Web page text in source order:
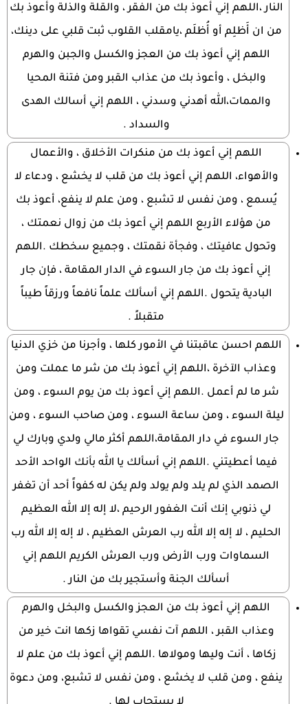
النار ،اللهم إني أعوذ بك من الفقر ، والقلة والذلة وأعوذ بك
من ان أَظلِم أو أُظلَم ،يامقلب القلوب ثبت قلبي على دينك،
اللهم إني أعوذ بك من العجز والكسل والجبن والهرم
والبخل ، وأعوذ بك من عذاب القبر ومن فتنة المحيا
والممات،الله أهدني وسدني ، اللهم إني أسالك الهدى
والسداد .
اللهم إني أعوذ بك من منكرات الأخلاق ، والأعمال
والأهواء، اللهم إني أعوذ بك من قلب لا يخشع ، ودعاء لا
يُسمع ، ومن نفس لا تشبع ، ومن علم لا ينفع، أعوذ بك
من هؤلاء الأربع اللهم إني أعوذ بك من زوال نعمتك ،
وتحول عافيتك ، وفجأة نقمتك ، وجميع سخطك .اللهم
إني أعوذ بك من جار السوء في الدار المقامة ، فإن جار
البادية يتحول .اللهم إني أسألك علماً نافعاً ورزقاً طيباً
متقبلاً .
اللهم احسن عاقبتنا في الأمور كلها ، وأجرنا من خزي الدنيا
وعذاب الآخرة ،اللهم إني أعوذ بك من شر ما عملت ومن
شر ما لم أعمل .اللهم إني أعوذ بك من يوم السوء ، ومن
ليلة السوء ، ومن ساعة السوء ، ومن صاحب السوء ، ومن
جار السوء في دار المقامة،اللهم أكثر مالي ولدي وبارك لي
فيما أعطيتني .اللهم إني أسألك يا الله بأنك الواحد الأحد
الصمد الذي لم يلد ولم يولد ولم يكن له كفواً أحد أن تغفر
لي ذنوبي إنك أنت الغفور الرحيم ،لا إله إلا الله العظيم
الحليم ، لا إله إلا الله رب العرش العظيم ، لا إله إلا الله رب
السماوات ورب الأرض ورب العرش الكريم اللهم إني
أسألك الجنة وأستجير بك من النار .
اللهم إني أعوذ بك من العجز والكسل والبخل والهرم
وعذاب القبر ، اللهم آت نفسي تقواها زكها انت خير من
زكاها ، أنت وليها ومولاها .اللهم إني أعوذ بك من علم لا
ينفع ، ومن قلب لا يخشع ، ومن نفس لا تشبع، ومن دعوة